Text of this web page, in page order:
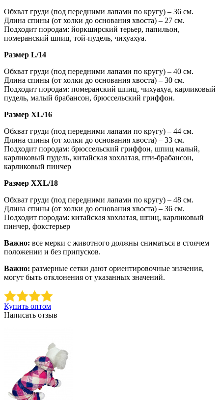
Обхват груди (под передними лапами по кругу) – 36 см.
Длина спины (от холки до основания хвоста) – 27 см.
Подходит породам: йоркширский терьер, папильон,
померанский шпиц, той-пудель, чихуахуа.
Размер L/14
Обхват груди (под передними лапами по кругу) – 40 см.
Длина спины (от холки до основания хвоста) – 30 см.
Подходит породам: померанский шпиц, чихуахуа, карликовый
пудель, малый брабансон, брюссельский гриффон.
Размер XL/16
Обхват груди (под передними лапами по кругу) – 44 см.
Длина спины (от холки до основания хвоста) – 33 см.
Подходит породам: брюссельский гриффон, шпиц малый,
карликовый пудель, китайская хохлатая, пти-брабансон,
карликовый пинчер
Размер XXL/18
Обхват груди (под передними лапами по кругу) – 48 см.
Длина спины (от холки до основания хвоста) – 36 см.
Подходит породам: китайская хохлатая, шпиц, карликовый
пинчер, фокстерьер
Важно: все мерки с животного должны сниматься в стоячем
положении и без припусков.
Важно: размерные сетки дают ориентировочные значения,
могут быть отклонения от указанных значений.
Купить оптом
Написать отзыв